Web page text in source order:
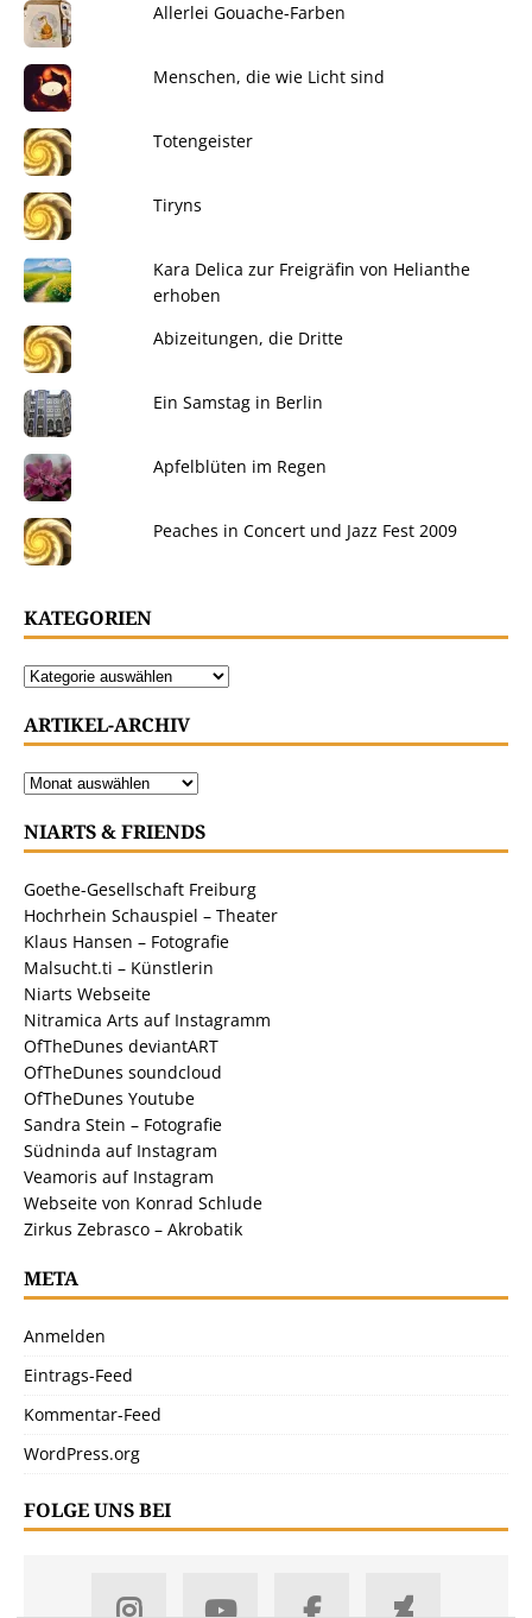
Allerlei Gouache-Farben
Menschen, die wie Licht sind
Totengeister
Tiryns
Kara Delica zur Freigräfin von Helianthe
erhoben
Abizeitungen, die Dritte
Ein Samstag in Berlin
Apfelblüten im Regen
Peaches in Concert und Jazz Fest 2009
KATEGORIEN
ARTIKEL-ARCHIV
NIARTS & FRIENDS
Goethe-Gesellschaft Freiburg
Hochrhein Schauspiel – Theater
Klaus Hansen – Fotografie
Malsucht.ti – Künstlerin
Niarts Webseite
Nitramica Arts auf Instagramm
OfTheDunes deviantART
OfTheDunes soundcloud
OfTheDunes Youtube
Sandra Stein – Fotografie
Südninda auf Instagram
Veamoris auf Instagram
Webseite von Konrad Schlude
Zirkus Zebrasco – Akrobatik
META
Anmelden
Eintrags-Feed
Kommentar-Feed
WordPress.org
FOLGE UNS BEI